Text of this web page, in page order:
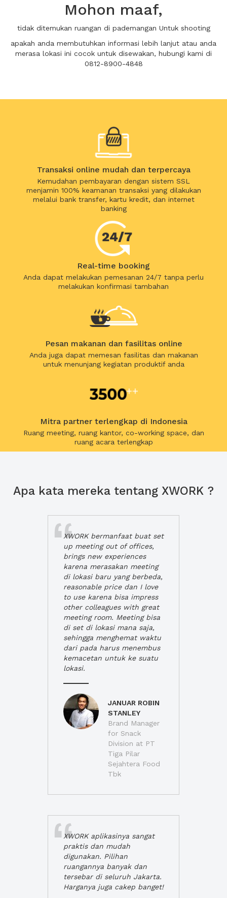
Mohon maaf,
tidak ditemukan ruangan di pademangan Untuk shooting
apakah anda membutuhkan informasi lebih lanjut atau anda
merasa lokasi ini cocok untuk disewakan, hubungi kami di
0812-8900-4848
Transaksi online mudah dan terpercaya
Kemudahan pembayaran dengan sistem SSL
menjamin 100% keamanan transaksi yang dilakukan
melalui bank transfer, kartu kredit, dan internet
banking
Real-time booking
Anda dapat melakukan pemesanan 24/7 tanpa perlu
melakukan konfirmasi tambahan
Pesan makanan dan fasilitas online
Anda juga dapat memesan fasilitas dan makanan
untuk menunjang kegiatan produktif anda
Mitra partner terlengkap di Indonesia
Ruang meeting, ruang kantor, co-working space, dan
ruang acara terlengkap
Apa kata mereka tentang XWORK ?
XWORK bermanfaat buat set
up meeting out of offices,
brings new experiences
karena merasakan meeting
di lokasi baru yang berbeda,
reasonable price dan I love
to use karena bisa impress
other colleagues with great
meeting room. Meeting bisa
di set di lokasi mana saja,
sehingga menghemat waktu
dari pada harus menembus
kemacetan untuk ke suatu
lokasi.
JANUAR ROBIN
STANLEY
Brand Manager
for Snack
Division at PT
Tiga Pilar
Sejahtera Food
Tbk
XWORK aplikasinya sangat
praktis dan mudah
digunakan. Pilihan
ruangannya banyak dan
tersebar di seluruh Jakarta.
Harganya juga cakep banget!